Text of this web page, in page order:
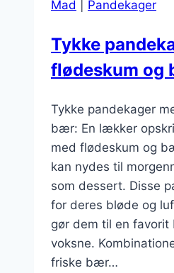
Mad Pandekager
Tykke
flødeskum og
Tykke pandekager
bær: En lækker
med flødeskum og
kan nydes til
som dessert. Disse
for deres bløde og
gør dem til en
voksne.
friske bær…